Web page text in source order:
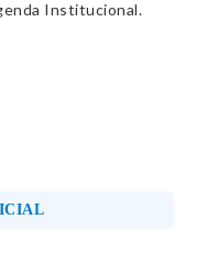
Institucional.